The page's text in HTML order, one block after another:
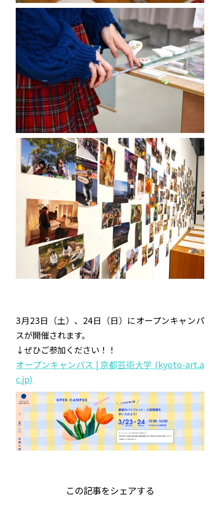
3月23日（土）、24日（日）にオープンキャンパ
スが開催されます。
↓ぜひご参加ください！！
オープンキャンパス | 京都芸術大学 (kyoto-art.a
c.jp)
この記事をシェアする